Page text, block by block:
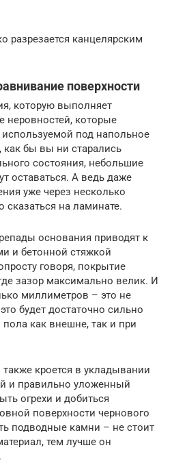
разрезается канцелярским
поверхности
которую выполняет
неровностей, которые
используемой под напольное
бы вы ни старались
состояния, небольшие
оставаться. А ведь даже
уже через несколько
сказаться на ламинате.
основания приводят к
и бетонной стяжкой
говоря, покрытие
зазор максимально велик. И
миллиметров – это не
будет достаточно сильно
как внешне, так и при
кроется в укладывании
и правильно уложенный
огрехи и добиться
поверхности чернового
подводные камни – не стоит
тем лучше он